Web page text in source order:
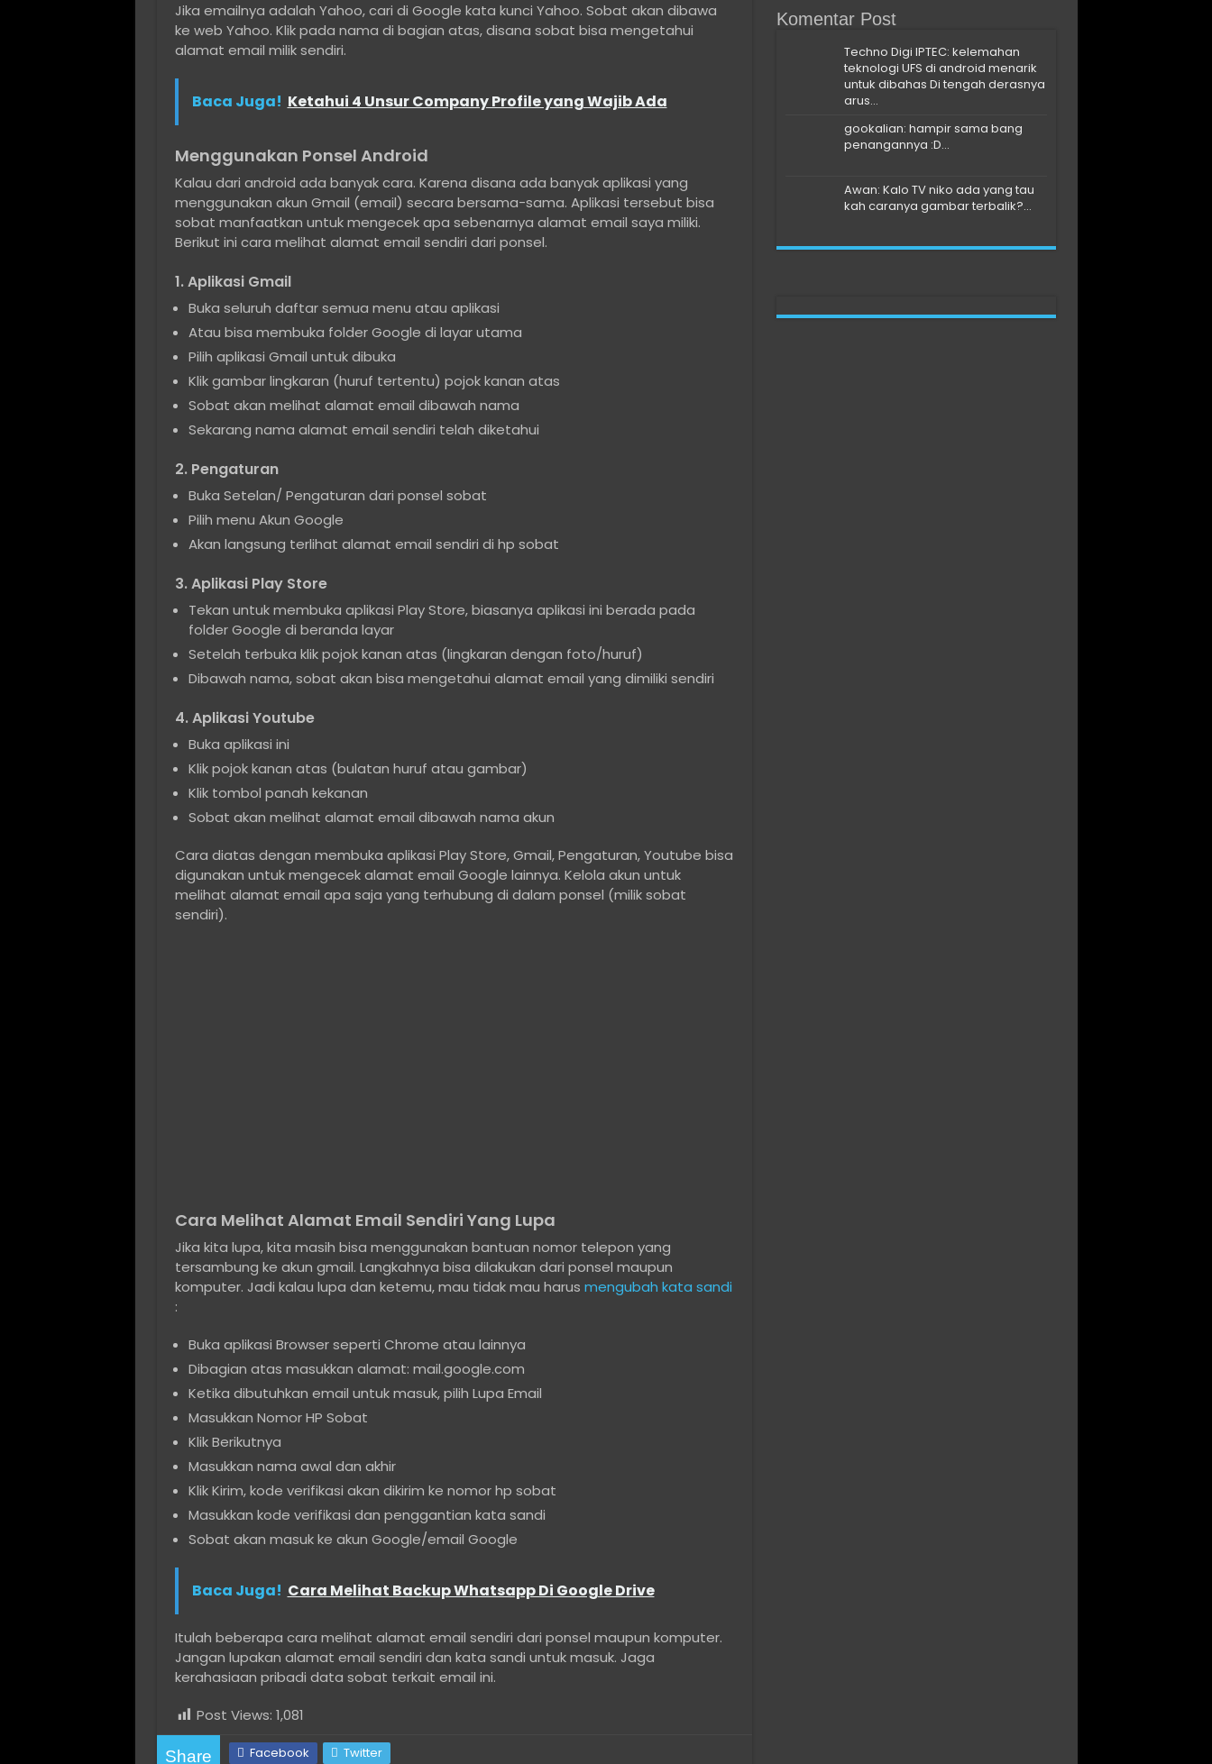
Jika emailnya adalah Yahoo, cari di Google kata kunci Yahoo. Sobat akan dibawa
ke web Yahoo. Klik pada nama di bagian atas, disana sobat bisa mengetahui
alamat email milik sendiri.
Baca Juga! Ketahui 4 Unsur Company Profile yang Wajib Ada
Menggunakan Ponsel Android
Kalau dari android ada banyak cara. Karena disana ada banyak aplikasi yang
menggunakan akun Gmail (email) secara bersama-sama. Aplikasi tersebut bisa
sobat manfaatkan untuk mengecek apa sebenarnya alamat email saya miliki.
Berikut ini cara melihat alamat email sendiri dari ponsel.
1. Aplikasi Gmail
Buka seluruh daftar semua menu atau aplikasi
Atau bisa membuka folder Google di layar utama
Pilih aplikasi Gmail untuk dibuka
Klik gambar lingkaran (huruf tertentu) pojok kanan atas
Sobat akan melihat alamat email dibawah nama
Sekarang nama alamat email sendiri telah diketahui
2. Pengaturan
Buka Setelan/ Pengaturan dari ponsel sobat
Pilih menu Akun Google
Akan langsung terlihat alamat email sendiri di hp sobat
3. Aplikasi Play Store
Tekan untuk membuka aplikasi Play Store, biasanya aplikasi ini berada pada
folder Google di beranda layar
Setelah terbuka klik pojok kanan atas (lingkaran dengan foto/huruf)
Dibawah nama, sobat akan bisa mengetahui alamat email yang dimiliki sendiri
4. Aplikasi Youtube
Buka aplikasi ini
Klik pojok kanan atas (bulatan huruf atau gambar)
Klik tombol panah kekanan
Sobat akan melihat alamat email dibawah nama akun
Cara diatas dengan membuka aplikasi Play Store, Gmail, Pengaturan, Youtube bisa
digunakan untuk mengecek alamat email Google lainnya. Kelola akun untuk
melihat alamat email apa saja yang terhubung di dalam ponsel (milik sobat
sendiri).
Cara Melihat Alamat Email Sendiri Yang Lupa
Jika kita lupa, kita masih bisa menggunakan bantuan nomor telepon yang
tersambung ke akun gmail. Langkahnya bisa dilakukan dari ponsel maupun
komputer. Jadi kalau lupa dan ketemu, mau tidak mau harus mengubah kata sandi
:
Buka aplikasi Browser seperti Chrome atau lainnya
Dibagian atas masukkan alamat: mail.google.com
Ketika dibutuhkan email untuk masuk, pilih Lupa Email
Masukkan Nomor HP Sobat
Klik Berikutnya
Masukkan nama awal dan akhir
Klik Kirim, kode verifikasi akan dikirim ke nomor hp sobat
Masukkan kode verifikasi dan penggantian kata sandi
Sobat akan masuk ke akun Google/email Google
Baca Juga! Cara Melihat Backup Whatsapp Di Google Drive
Itulah beberapa cara melihat alamat email sendiri dari ponsel maupun komputer.
Jangan lupakan alamat email sendiri dan kata sandi untuk masuk. Jaga
kerahasiaan pribadi data sobat terkait email ini.
Post Views: 1,081
Share Facebook Twitter
Komentar Post
Techno Digi IPTEC: kelemahan
teknologi UFS di android menarik
untuk dibahas Di tengah derasnya
arus...
gookalian: hampir sama bang
penangannya :D...
Awan: Kalo TV niko ada yang tau
kah caranya gambar terbalik?...